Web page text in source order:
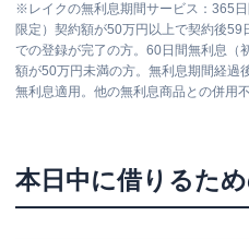
※ レイクの無利息期間サービス：365
限定）契約額が50万円以上で契約後
での登録が完了の方。60日間無利息（
額が50万円未満の方。無利息期間経過
無利息適用。他の無利息商品との併用不
本日中に借りるた